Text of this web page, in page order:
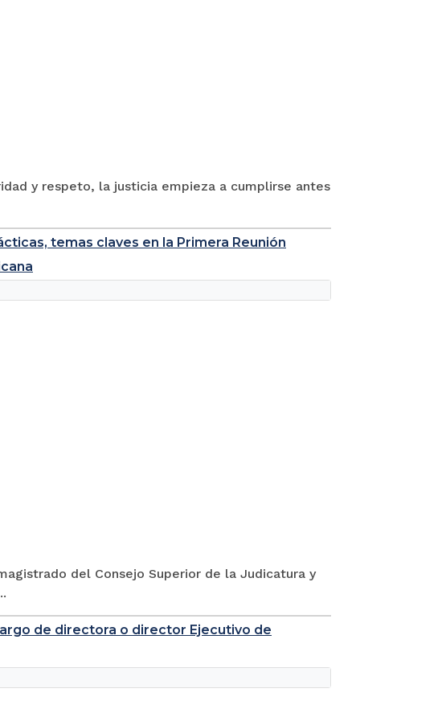
y respeto, la justicia empieza a cumplirse antes
temas claves en la Primera Reunión
del Consejo Superior de la Judicatura y
de directora o director Ejecutivo de